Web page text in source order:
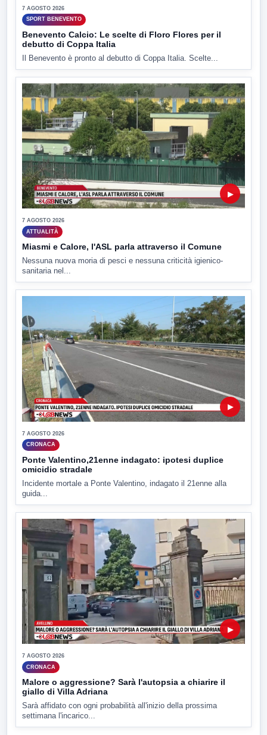
7 AGOSTO 2026
SPORT BENEVENTO
Benevento Calcio: Le scelte di Floro Flores per il
debutto di Coppa Italia
Il Benevento è pronto al debutto di Coppa Italia. Scelte...
▶
7 AGOSTO 2026
ATTUALITÀ
Miasmi e Calore, l'ASL parla attraverso il Comune
Nessuna nuova moria di pesci e nessuna criticità igienico-
sanitaria nel...
▶
7 AGOSTO 2026
CRONACA
Ponte Valentino,21enne indagato: ipotesi duplice
omicidio stradale
Incidente mortale a Ponte Valentino, indagato il 21enne alla
guida...
▶
7 AGOSTO 2026
CRONACA
Malore o aggressione? Sarà l'autopsia a chiarire il
giallo di Villa Adriana
Sarà affidato con ogni probabilità all'inizio della prossima
settimana l'incarico...